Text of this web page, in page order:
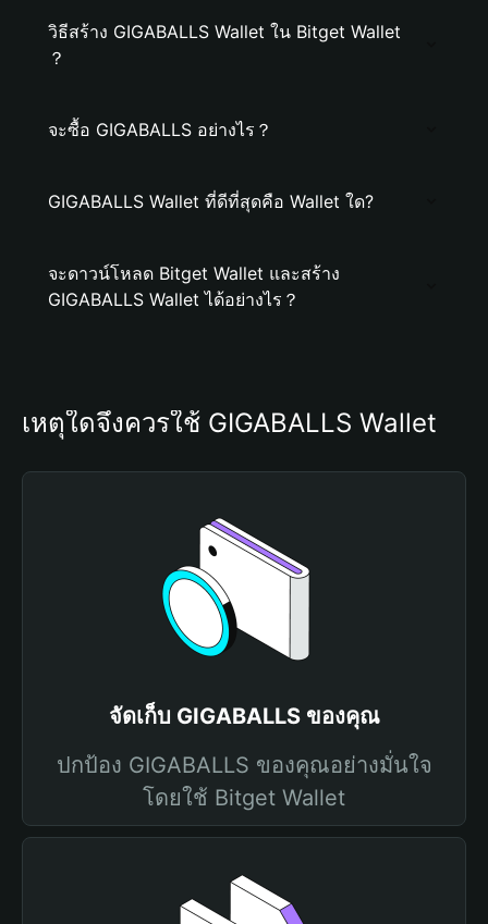
วิธีสร้าง GIGABALLS Wallet ใน Bitget Wallet
？
จะซื้อ GIGABALLS อย่างไร？
GIGABALLS Wallet ที่ดีที่สุดคือ Wallet ใด?
จะดาวน์โหลด Bitget Wallet และสร้าง
GIGABALLS Wallet ได้อย่างไร？
เหตุใดจึงควรใช้ GIGABALLS Wallet
จัดเก็บ GIGABALLS ของคุณ
ปกป้อง GIGABALLS ของคุณอย่างมั่นใจ
โดยใช้ Bitget Wallet